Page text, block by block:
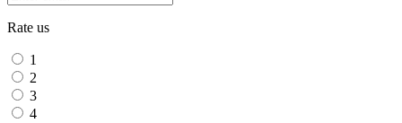
Rate us
1
2
3
4